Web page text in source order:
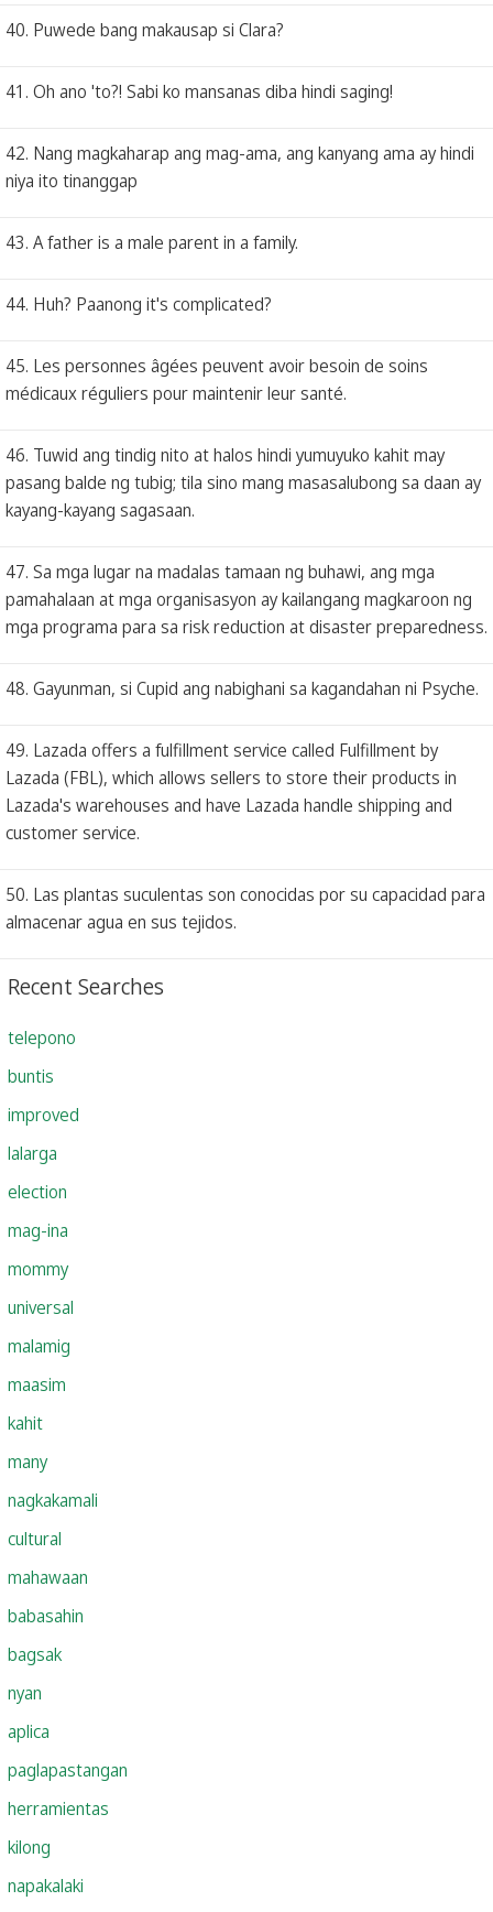
40. Puwede bang makausap si Clara?
41. Oh ano 'to?! Sabi ko mansanas diba hindi saging!
42. Nang magkaharap ang mag-ama, ang kanyang ama ay hindi
niya ito tinanggap
43. A father is a male parent in a family.
44. Huh? Paanong it's complicated?
45. Les personnes âgées peuvent avoir besoin de soins
médicaux réguliers pour maintenir leur santé.
46. Tuwid ang tindig nito at halos hindi yumuyuko kahit may
pasang balde ng tubig; tila sino mang masasalubong sa daan ay
kayang-kayang sagasaan.
47. Sa mga lugar na madalas tamaan ng buhawi, ang mga
pamahalaan at mga organisasyon ay kailangang magkaroon ng
mga programa para sa risk reduction at disaster preparedness.
48. Gayunman, si Cupid ang nabighani sa kagandahan ni Psyche.
49. Lazada offers a fulfillment service called Fulfillment by
Lazada (FBL), which allows sellers to store their products in
Lazada's warehouses and have Lazada handle shipping and
customer service.
50. Las plantas suculentas son conocidas por su capacidad para
almacenar agua en sus tejidos.
Recent Searches
telepono
buntis
improved
lalarga
election
mag-ina
mommy
universal
malamig
maasim
kahit
many
nagkakamali
cultural
mahawaan
babasahin
bagsak
nyan
aplica
paglapastangan
herramientas
kilong
napakalaki